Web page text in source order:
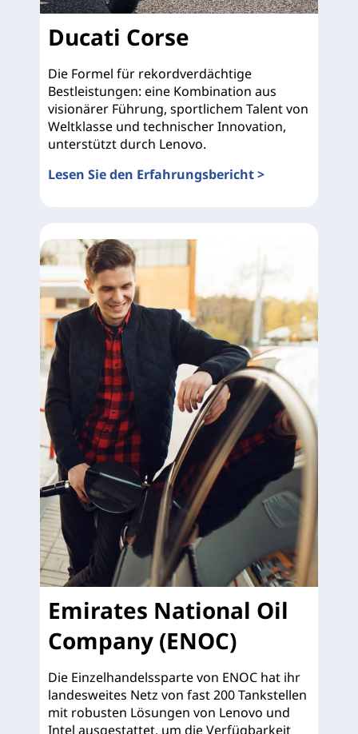
Ducati Corse
Die Formel für rekordverdächtige
Bestleistungen: eine Kombination aus
visionärer Führung, sportlichem Talent von
Weltklasse und technischer Innovation,
unterstützt durch Lenovo.
Lesen Sie den Erfahrungsbericht >
Emirates National Oil
Company (ENOC)
Die Einzelhandelssparte von ENOC hat ihr
landesweites Netz von fast 200 Tankstellen
mit robusten Lösungen von Lenovo und
Intel ausgestattet, um die Verfügbarkeit